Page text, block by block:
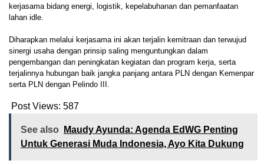
kerjasama bidang energi, logistik, kepelabuhanan dan pemanfaatan
lahan idle.
Diharapkan melalui kerjasama ini akan terjalin kemitraan dan terwujud
sinergi usaha dengan prinsip saling menguntungkan dalam
pengembangan dan peningkatan kegiatan dan program kerja, serta
terjalinnya hubungan baik jangka panjang antara PLN dengan Kemenpar
serta PLN dengan Pelindo III.
Post Views: 587
See also
Maudy Ayunda: Agenda EdWG Penting
Untuk Generasi Muda Indonesia, Ayo Kita Dukung